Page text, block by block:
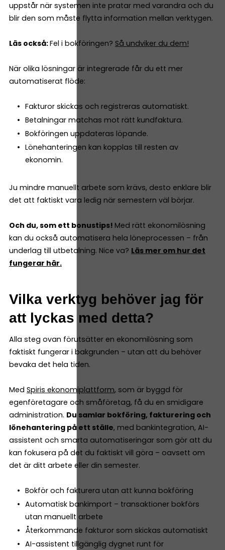
uppstår när systemen inte pratar med varandra och du
blir den som måste flytta information mellan verktygen.
Läs också:Fel i bokföringen? Så undviker du dem!
När olika lösningar är integrerade får du ett mer
automatiserat flöde:
Fakturor skickas och registreras automatiskt.
Betalningar matchas mot rätt kundfaktura.
Bokföringen uppdateras löpande.
Lönehanteringen kan kopplas till resten av
ekonomin.
Ju mindre manuellt arbete som krävs, desto enklare blir
det att faktiskt vara ledig när semestern väl börjar.
Och du, som ett bonustips! Med rätt ekonomilösning
kan du också automatisera hela löneprocessen – från
underlag till utbetalning. Nice va? Läs mer om hur det
fungerar här.
Vilka verktyg behöver jag för
att lyckas med detta?
Alla steg ovan förutsätter en ekonomilösning som
faktiskt fungerar i bakgrunden – utan att du behöver
bevaka det hela tiden.
Med Spiris ekonomiplattform, som är byggd för
egenföretagare och småföretag, få du en smidigare
administration. Du samlar bokföring, fakturering och
lönehantering på ett ställe, med bankintegration, AI-
assistent och smarta automatiseringar som gör att du
kan fokusera på det du faktiskt vill göra – oavsett om
det är ditt arbete eller din semester.
Bokför och fakturera utan att kunna bokföring
Automatisk bankimport – transaktioner bokförs
utan manuellt arbete
Återkommande fakturor som skickas automatiskt
AI-assistent tillgänglig dygnet runt för